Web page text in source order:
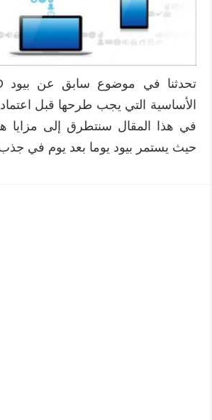
الأساسية التي يجب طرحها قبل
في هذا المقال سنتطرق إلى مزايا
حيث يستمر بيود يوما بعد يوم في